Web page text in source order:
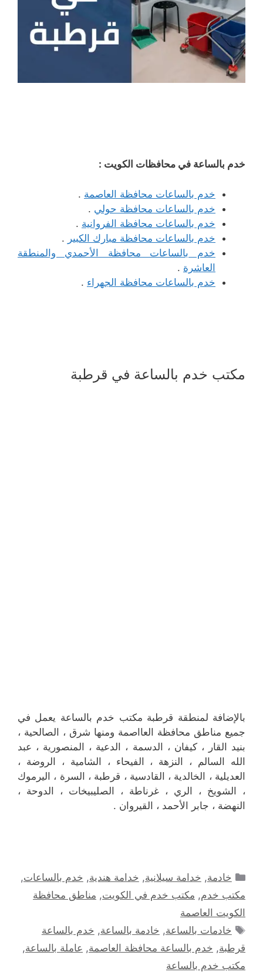
خدم بالساعة في محافظات الكويت :
خدم بالساعات محافظة العاصمة .
خدم بالساعات محافظة حولي .
خدم بالساعات محافظة الفروانية .
خدم بالساعات محافظة مبارك الكبير .
خدم بالساعات محافظة الأحمدي والمنطقة
العاشرة .
خدم بالساعات محافظة الجهراء .
مكتب خدم بالساعة في قرطبة
بالإضافة لمنطقة قرطبة مكتب خدم بالساعة يعمل في
جميع مناطق محافظة العااصمة ومنها شرق ، الصالحية ،
بنيد القار ، كيفان ، الدسمة ، الدعية ، المنصورية ، عبد
الله السالم ، النزهة ، الفيحاء ، الشامية ، الروضة ،
العديلية ، الخالدية ، القادسية ، قرطبة ، السرة ، اليرموك
، الشويخ ، الري ، غرناطة ، الصليبيخات ، الدوحة ،
النهضة ، جابر الأحمد ، القيروان .
التصنيفات
خادمة, خدامة سيلانية, خدامة هندية, خدم بالساعات,
مكتب خدم, مكتب خدم في الكويت, مناطق محافظة
الكويت العاصمة
الوسوم
خادمات بالساعة, خادمة بالساعة, خدم بالساعة
قرطبة, خدم بالساعة محافظة العاصمة, عاملة بالساعة,
مكتب خدم بالساعة